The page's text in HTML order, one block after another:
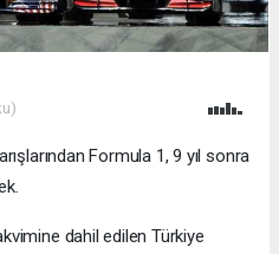
Formula 1, 9 yıl sonra
dahil edilen Türkiye